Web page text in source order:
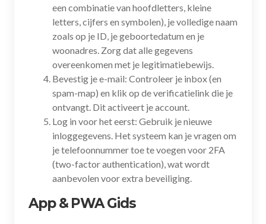
een combinatie van hoofdletters, kleine
letters, cijfers en symbolen), je volledige naam
zoals op je ID, je geboortedatum en je
woonadres. Zorg dat alle gegevens
overeenkomen met je legitimatiebewijs.
Bevestig je e-mail: Controleer je inbox (en
spam-map) en klik op de verificatielink die je
ontvangt. Dit activeert je account.
Log in voor het eerst: Gebruik je nieuwe
inloggegevens. Het systeem kan je vragen om
je telefoonnummer toe te voegen voor 2FA
(two-factor authentication), wat wordt
aanbevolen voor extra beveiliging.
App & PWA Gids